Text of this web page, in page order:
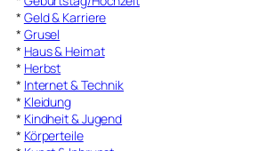
* Geld & Karriere
* Grusel
* Haus & Heimat
* Herbst
* Internet & Technik
* Kleidung
* Kindheit & Jugend
* Körperteile